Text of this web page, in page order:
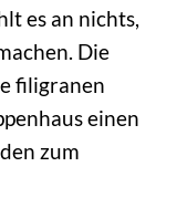
es an nichts,
Die
filigranen
einen
zum